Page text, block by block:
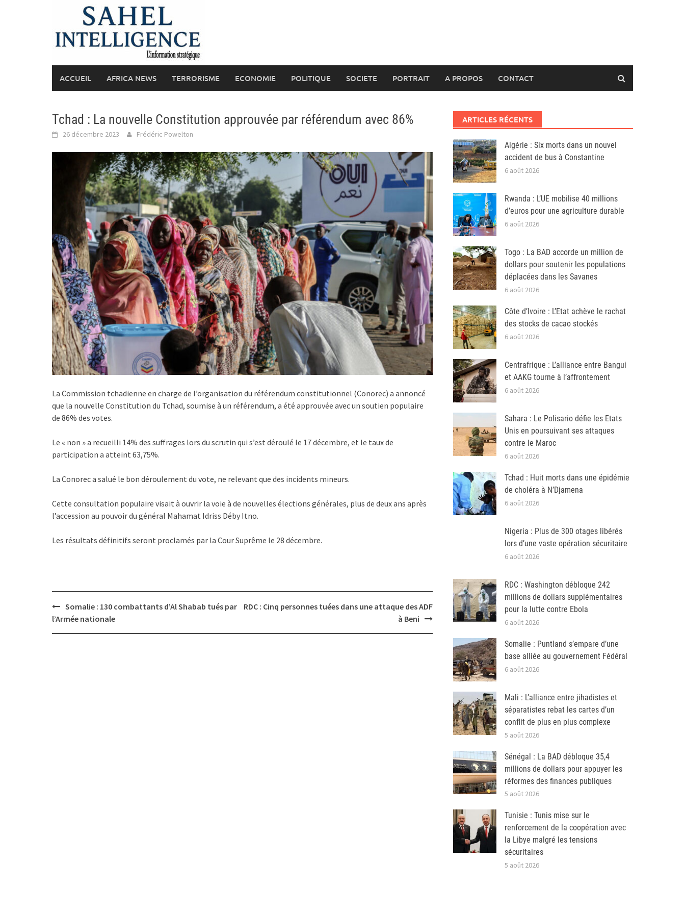
ACCUEIL AFRICA NEWS TERRORISME ECONOMIE POLITIQUE SOCIETE PORTRAIT A PROPOS CONTACT
Tchad : La nouvelle Constitution approuvée par référendum avec 86%
26 décembre 2023 Frédéric Powelton
La Commission tchadienne en charge de l’organisation du référendum constitutionnel (Conorec) a annoncé
que la nouvelle Constitution du Tchad, soumise à un référendum, a été approuvée avec un soutien populaire
de 86% des votes.
Le « non » a recueilli 14% des suffrages lors du scrutin qui s’est déroulé le 17 décembre, et le taux de
participation a atteint 63,75%.
La Conorec a salué le bon déroulement du vote, ne relevant que des incidents mineurs.
Cette consultation populaire visait à ouvrir la voie à de nouvelles élections générales, plus de deux ans après
l’accession au pouvoir du général Mahamat Idriss Déby Itno.
Les résultats définitifs seront proclamés par la Cour Suprême le 28 décembre.
Post
navigation
Somalie : 130 combattants d’Al Shabab tués par
l’Armée nationale
RDC : Cinq personnes tuées dans une attaque des ADF
à Beni
ARTICLES RÉCENTS
Algérie : Six morts dans un nouvel
accident de bus à Constantine
6 août 2026
Rwanda : L’UE mobilise 40 millions
d’euros pour une agriculture durable
6 août 2026
Togo : La BAD accorde un million de
dollars pour soutenir les populations
déplacées dans les Savanes
6 août 2026
Côte d’Ivoire : L’Etat achève le rachat
des stocks de cacao stockés
6 août 2026
Centrafrique : L’alliance entre Bangui
et AAKG tourne à l’affrontement
6 août 2026
Sahara : Le Polisario défie les Etats
Unis en poursuivant ses attaques
contre le Maroc
6 août 2026
Tchad : Huit morts dans une épidémie
de choléra à N’Djamena
6 août 2026
Nigeria : Plus de 300 otages libérés
lors d’une vaste opération sécuritaire
6 août 2026
RDC : Washington débloque 242
millions de dollars supplémentaires
pour la lutte contre Ebola
6 août 2026
Somalie : Puntland s’empare d’une
base alliée au gouvernement Fédéral
6 août 2026
Mali : L’alliance entre jihadistes et
séparatistes rebat les cartes d’un
conflit de plus en plus complexe
5 août 2026
Sénégal : La BAD débloque 35,4
millions de dollars pour appuyer les
réformes des finances publiques
5 août 2026
Tunisie : Tunis mise sur le
renforcement de la coopération avec
la Libye malgré les tensions
sécuritaires
5 août 2026